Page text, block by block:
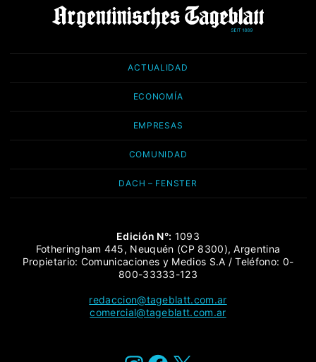
ACTUALIDAD
ECONOMÍA
EMPRESAS
COMUNIDAD
DACH – FENSTER
Edición N°: 1093
Fotheringham 445, Neuquén (CP 8300), Argentina
Propietario: Comunicaciones y Medios S.A / Teléfono: 0-
800-33333-123
redaccion@tageblatt.com.ar
comercial@tageblatt.com.ar